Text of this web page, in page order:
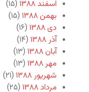
اسفند ۱۳۸۸
(۱۵)
بهمن ۱۳۸۸
(۱۵)
دی ۱۳۸۸
(۱۶)
آذر ۱۳۸۸
(۱۴)
آبان ۱۳۸۸
(۱۳)
مهر ۱۳۸۸
(۱۳)
شهریور ۱۳۸۸
(۲۱)
مرداد ۱۳۸۸
(۲۵)